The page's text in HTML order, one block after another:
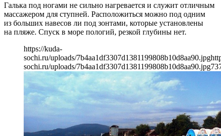
Галька под ногами не сильно нагревается и служит отличным
массажером для ступней. Расположиться можно под одним
из больших навесов ли под зонтами, которые установлены
на пляже. Спуск в море пологий, резкой глубины нет.
https://kuda-
sochi.ru/uploads/7b4aa1df3307d1381199808b10d8aa90.jpg
sochi.ru/uploads/7b4aa1df3307d1381199808b10d8aa90.jpg